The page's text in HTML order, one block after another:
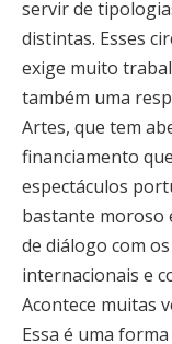
servir de
distintas. Esses
exige muito
também uma
Artes, que tem
financiamento
espectáculos
bastante moroso
de diálogo com
internacionais e
Acontece muitas
Essa é uma